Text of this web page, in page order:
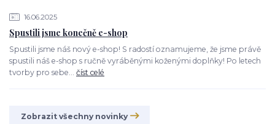
16.06.2025
Spustili jsme konečně e-shop
Spustili jsme náš nový e-shop! S radostí oznamujeme, že jsme právě
spustili náš e-shop s ručně vyráběnými koženými doplňky! Po letech
tvorby pro sebe... číst celé
Zobrazit všechny novinky